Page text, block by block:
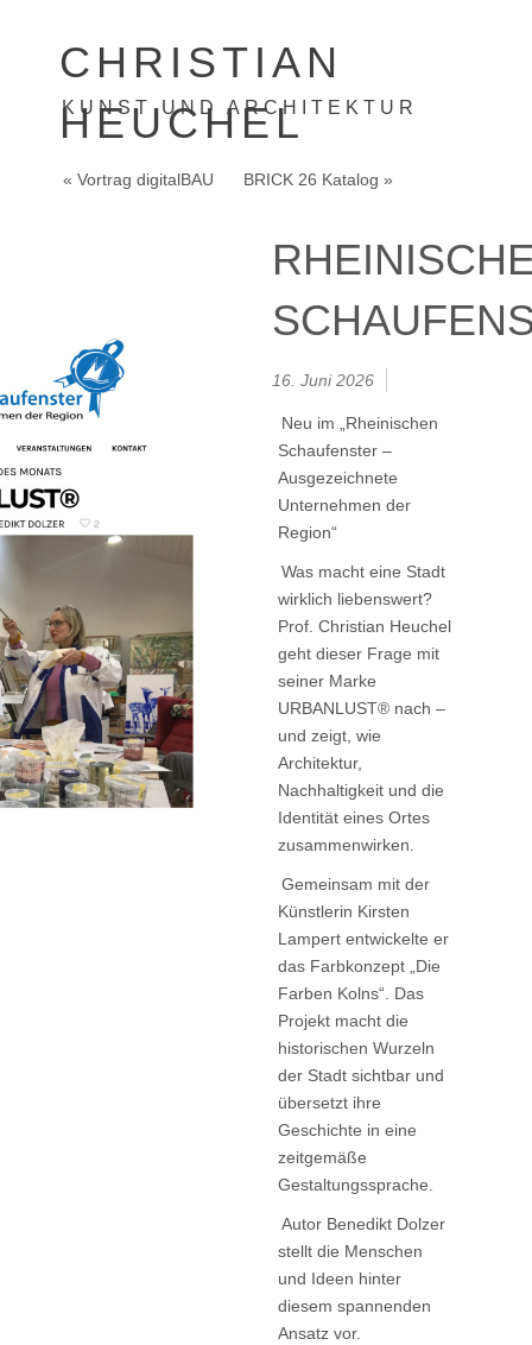
CHRISTIAN
HEUCHEL
KUNST UND ARCHITEKTUR
« Vortrag digitalBAU BRICK 26 Katalog »
16. Juni 2026
Neu im „Rheinischen
Schaufenster –
Ausgezeichnete
Unternehmen der
Region“
Was macht eine Stadt
wirklich liebenswert?
Prof. Christian Heuchel
geht dieser Frage mit
seiner Marke
URBANLUST® nach –
und zeigt, wie
Architektur,
Nachhaltigkeit und die
Identität eines Ortes
zusammenwirken.
Gemeinsam mit der
Künstlerin Kirsten
Lampert entwickelte er
das Farbkonzept „Die
Farben Kolns“. Das
Projekt macht die
historischen Wurzeln
der Stadt sichtbar und
übersetzt ihre
Geschichte in eine
zeitgemäße
Gestaltungssprache.
Autor Benedikt Dolzer
stellt die Menschen
und Ideen hinter
diesem spannenden
Ansatz vor.